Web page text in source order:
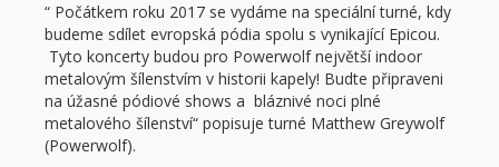
“ Počátkem roku 2017 se vydáme na speciální turné, kdy
budeme sdílet evropská pódia spolu s vynikající Epicou.
Tyto koncerty budou pro Powerwolf největší indoor
metalovým šílenstvím v historii kapely! Budte připraveni
na úžasné pódiové shows a bláznivé noci plné
metalového šílenství“ popisuje turné Matthew Greywolf
(Powerwolf).